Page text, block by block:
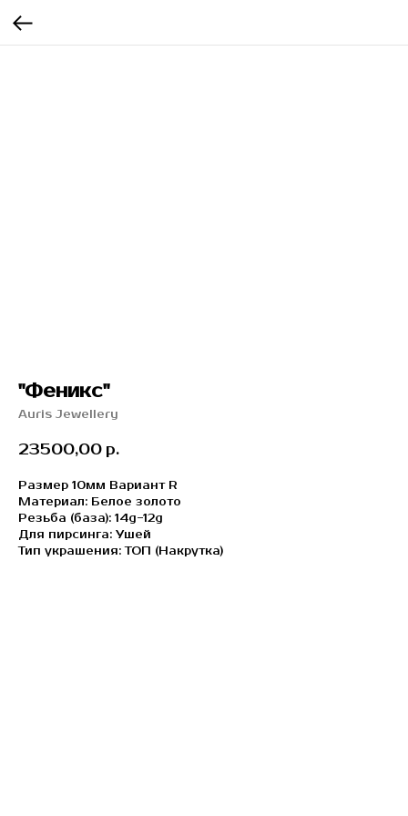
"Феникс"
Auris Jewellery
23500,00 р.
Размер 10мм Вариант R
Материал: Белое золото
Резьба (база): 14g-12g
Для пирсинга: Ушей
Тип украшения: ТОП (Накрутка)